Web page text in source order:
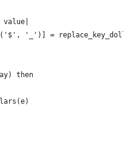
'_')] =
then